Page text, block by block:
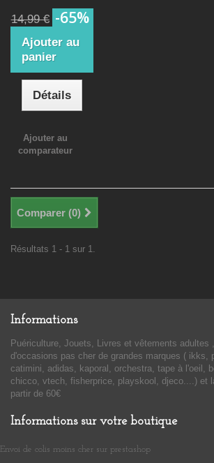
14,99 € -65%
Ajouter au
panier
Détails
Ajouter au
comparateur
Comparer (0)
Résultats 1 - 1 sur 1.
Informations
Puériculture, Jouets, Livres et vêtements adultes
d'occasions pas cher de grandes marques ( ikks,
catimini, adidas, kaporal, orchestra, tape à l'oeil,
chicco, vtech, fisherprice, playskool, djeco....) et
partir de 60€
Informations sur votre boutique
Envoi de colis moins cher sur prestashop